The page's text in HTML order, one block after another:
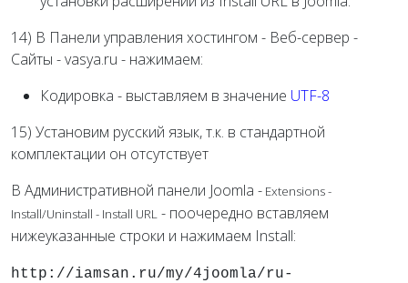
14) В Панели управления хостингом - Веб-сервер -
Сайты - vasya.ru - нажимаем:
Кодировка - выставляем в значение UTF-8
15) Установим русский язык, т.к. в стандартной
комплектации он отсутствует
В Административной панели Joomla - Extensions -
Install/Uninstall - Install URL - поочередно вставляем
нижеуказанные строки и нажимаем Install:
http://iamsan.ru/my/4joomla/ru-